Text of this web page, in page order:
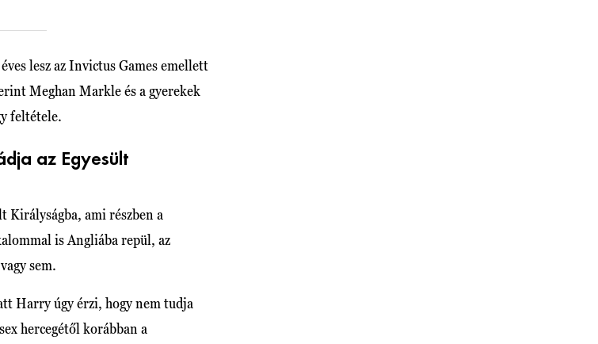
lesz az Invictus Games emellett
Meghan Markle és a gyerekek
feltétele.
az Egyesült
Királyságba, ami részben a
is Angliába repül, az
sem.
Harry úgy érzi, hogy nem tudja
hercegétől korábban a